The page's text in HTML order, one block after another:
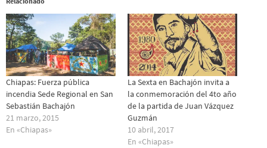
Chiapas: Fuerza pública
incendia Sede Regional en San
Sebastián Bachajón
21 marzo, 2015
En «Chiapas»
La Sexta en Bachajón invita a
la conmemoración del 4to año
de la partida de Juan Vázquez
Guzmán
10 abril, 2017
En «Chiapas»